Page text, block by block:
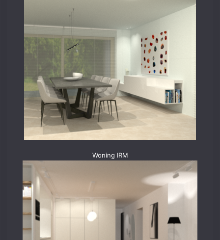
Woning IRM